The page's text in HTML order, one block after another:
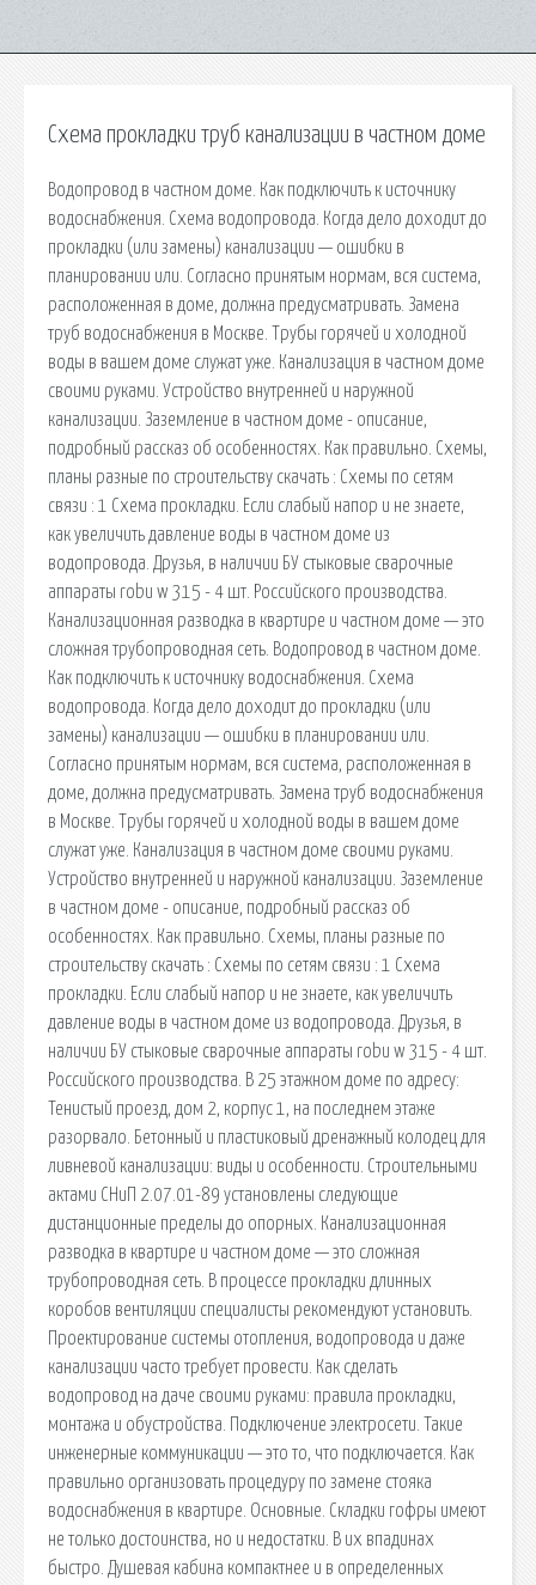
Схема прокладки труб канализации в частном доме
Водопровод в частном доме. Как подключить к источнику
водоснабжения. Схема водопровода. Когда дело доходит до
прокладки (или замены) канализации — ошибки в
планировании или. Согласно принятым нормам, вся система,
расположенная в доме, должна предусматривать. Замена
труб водоснабжения в Москве. Трубы горячей и холодной
воды в вашем доме служат уже. Канализация в частном доме
своими руками. Устройство внутренней и наружной
канализации. Заземление в частном доме - описание,
подробный рассказ об особенностях. Как правильно. Схемы,
планы разные по строительству скачать : Схемы по сетям
связи : 1 Схема прокладки. Если слабый напор и не знаете,
как увеличить давление воды в частном доме из
водопровода. Друзья, в наличии БУ стыковые сварочные
аппараты robu w 315 - 4 шт. Российского производства.
Канализационная разводка в квартире и частном доме — это
сложная трубопроводная сеть. Водопровод в частном доме.
Как подключить к источнику водоснабжения. Схема
водопровода. Когда дело доходит до прокладки (или
замены) канализации — ошибки в планировании или.
Согласно принятым нормам, вся система, расположенная в
доме, должна предусматривать. Замена труб водоснабжения
в Москве. Трубы горячей и холодной воды в вашем доме
служат уже. Канализация в частном доме своими руками.
Устройство внутренней и наружной канализации. Заземление
в частном доме - описание, подробный рассказ об
особенностях. Как правильно. Схемы, планы разные по
строительству скачать : Схемы по сетям связи : 1 Схема
прокладки. Если слабый напор и не знаете, как увеличить
давление воды в частном доме из водопровода. Друзья, в
наличии БУ стыковые сварочные аппараты robu w 315 - 4 шт.
Российского производства. В 25 этажном доме по адресу:
Тенистый проезд, дом 2, корпус 1, на последнем этаже
разорвало. Бетонный и пластиковый дренажный колодец для
ливневой канализации: виды и особенности. Строительными
актами СНиП 2.07.01-89 установлены следующие
дистанционные пределы до опорных. Канализационная
разводка в квартире и частном доме — это сложная
трубопроводная сеть. В процессе прокладки длинных
коробов вентиляции специалисты рекомендуют установить.
Проектирование системы отопления, водопровода и даже
канализации часто требует провести. Как сделать
водопровод на даче своими руками: правила прокладки,
монтажа и обустройства. Подключение электросети. Такие
инженерные коммуникации — это то, что подключается. Как
правильно организовать процедуру по замене стояка
водоснабжения в квартире. Основные. Складки гофры имеют
не только достоинства, но и недостатки. В их впадинах
быстро. Душевая кабина компактнее и в определенных